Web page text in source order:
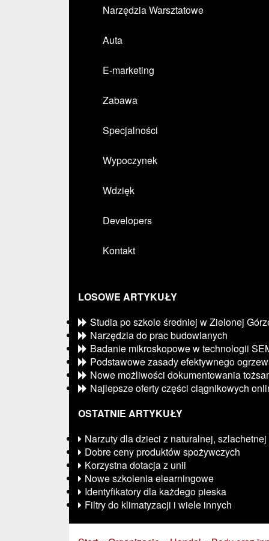
Narzędzia Warsztatowe
Auta
E-marketing
Zabawa
Specjalności
Wypoczynek
Wdzięk
Developers
Kontakt
LOSOWE ARTYKUŁY
Studia po szkole średniej w Zielonej
Narzędzia do prac budowlanych
Badanie mikroskopowe w technologii
Podstawowe zasady efektywnego
Nowe możliwości dokumentowania
Najlepsze oferty części ciągnikowych
OSTATNIE ARTYKUŁY
Narzuty dla dzieci z naturalnej, szlachetnej
Dobre ceny produktów spożywczych
Korzystna dotacja z unii
Nowe szkolenia elearningowe
Identyfikatory dla każdego pieska
Filtry do klimatyzacji i wiele innych